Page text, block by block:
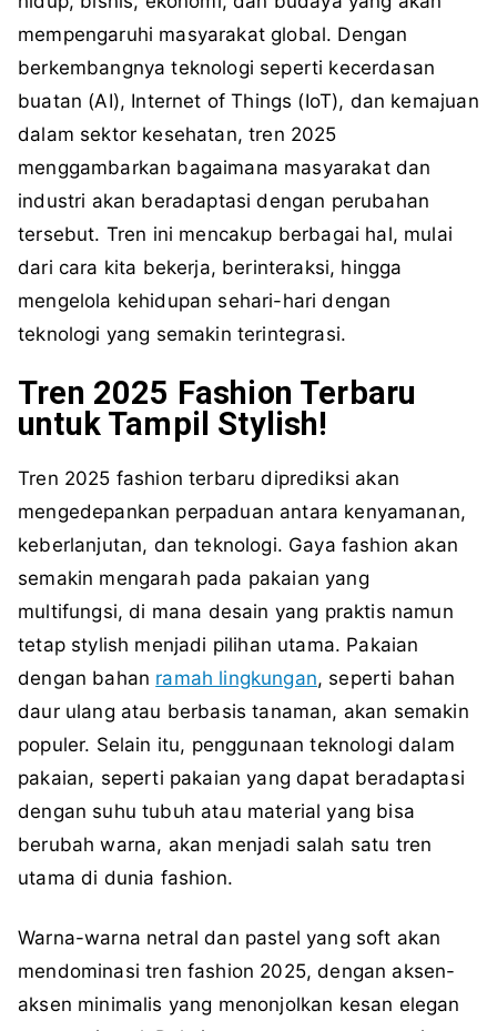
mempengaruhi masyarakat global. Dengan
berkembangnya teknologi seperti kecerdasan
buatan (AI), Internet of Things (IoT), dan kemajuan
dalam sektor kesehatan, tren 2025
menggambarkan bagaimana masyarakat dan
industri akan beradaptasi dengan perubahan
tersebut. Tren ini mencakup berbagai hal, mulai
dari cara kita bekerja, berinteraksi, hingga
mengelola kehidupan sehari-hari dengan
teknologi yang semakin terintegrasi.
Tren 2025 Fashion Terbaru
untuk Tampil Stylish!
Tren 2025 fashion terbaru diprediksi akan
mengedepankan perpaduan antara kenyamanan,
keberlanjutan, dan teknologi. Gaya fashion akan
semakin mengarah pada pakaian yang
multifungsi, di mana desain yang praktis namun
tetap stylish menjadi pilihan utama. Pakaian
dengan bahan ramah lingkungan, seperti bahan
daur ulang atau berbasis tanaman, akan semakin
populer. Selain itu, penggunaan teknologi dalam
pakaian, seperti pakaian yang dapat beradaptasi
dengan suhu tubuh atau material yang bisa
berubah warna, akan menjadi salah satu tren
utama di dunia fashion.
Warna-warna netral dan pastel yang soft akan
mendominasi tren fashion 2025, dengan aksen-
aksen minimalis yang menonjolkan kesan elegan